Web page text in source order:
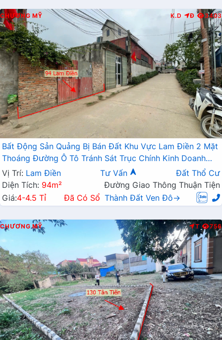
CHƯƠNG MỸ K.D Đ 3403
Bất Động Sản Quảng Bị Bán Đất Khu Vực Lam Điền 2 Mặt
Thoáng Đường Ô Tô Tránh Sát Trục Chính Kinh Doanh
Liên Xã
Vị Trí: Lam Điền Tư Vấn
Đất Thổ Cư
Diện Tích: 94m²
Đường Giao Thông Thuận Tiện
Giá:4-4.5 Tỉ Đã Có Sổ Thành Đất Ven Đô→
CHƯƠNG MỸ T 756